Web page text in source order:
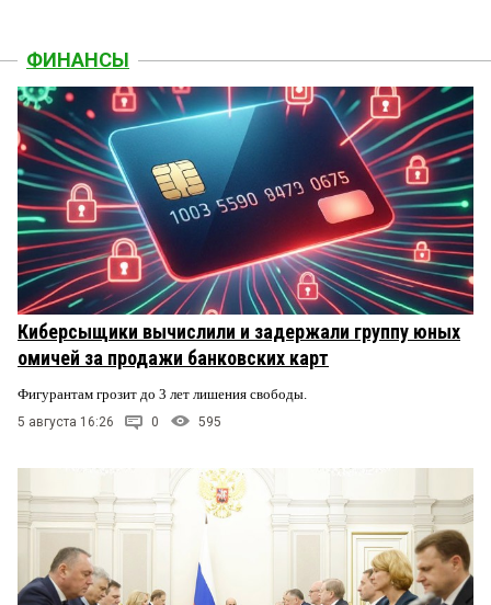
ФИНАНСЫ
Киберсыщики вычислили и задержали группу юных
омичей за продажи банковских карт
Фигурантам грозит до 3 лет лишения свободы.
5 августа 16:26 0 595